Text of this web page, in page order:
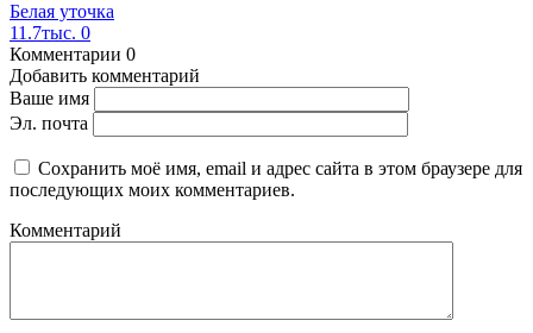
Белая уточка
11.7тыс. 0
Комментарии 0
Добавить комментарий
Ваше имя
Эл. почта
Сохранить моё имя, email и адрес сайта в этом браузере для
последующих моих комментариев.
Комментарий